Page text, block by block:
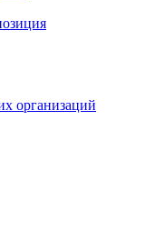
организаций